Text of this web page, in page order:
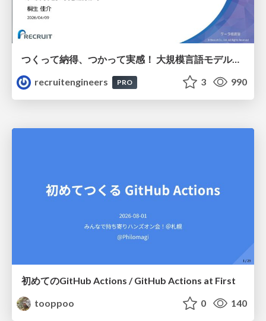
つくって納得、つかって実感！ 大規模言語モデルことはじめ ver2.0
recruitengineers
PRO 3 990
初めてのGitHub Actions / GitHub Actions at First
tooppoo
0 140